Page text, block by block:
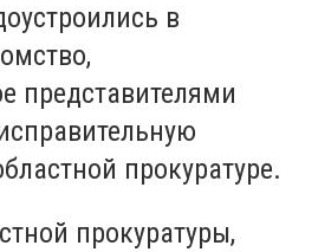
в
представителями
прокуратуре.
прокуратуры,